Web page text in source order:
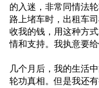
的入迷，非常同情法
路上堵车时，出租车
收我的钱，用这种方
情和支持。我执意要
几个月后，我的生活
轮功真相。但是我还